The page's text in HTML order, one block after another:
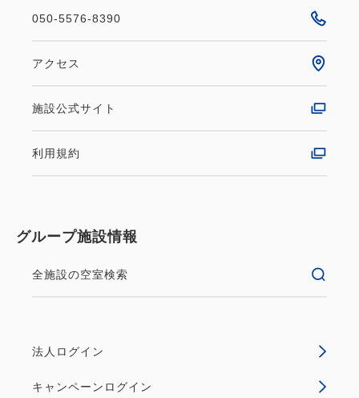
050-5576-8390
アクセス
施設公式サイト
利用規約
グループ施設情報
全施設の空室検索
法人ログイン
キャンペーンログイン